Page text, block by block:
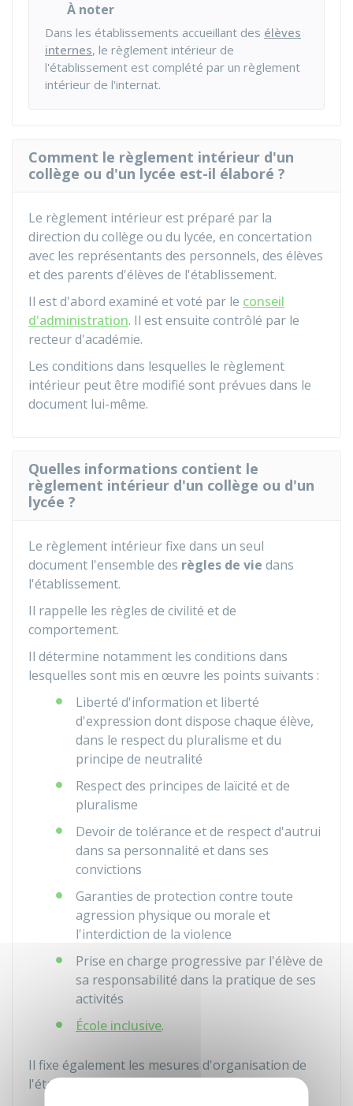
À noter
Dans les établissements accueillant des élèves
internes, le règlement intérieur de
l'établissement est complété par un règlement
intérieur de l'internat.
Comment le règlement intérieur d'un
collège ou d'un lycée est-il élaboré ?
Le règlement intérieur est préparé par la
direction du collège ou du lycée, en concertation
avec les représentants des personnels, des élèves
et des parents d'élèves de l'établissement.
Il est d'abord examiné et voté par le conseil
d'administration. Il est ensuite contrôlé par le
recteur d'académie.
Les conditions dans lesquelles le règlement
intérieur peut être modifié sont prévues dans le
document lui-même.
Quelles informations contient le
règlement intérieur d'un collège ou d'un
lycée ?
Le règlement intérieur fixe dans un seul
document l'ensemble des règles de vie dans
l'établissement.
Il rappelle les règles de civilité et de
comportement.
Il détermine notamment les conditions dans
lesquelles sont mis en œuvre les points suivants :
Liberté d'information et liberté
d'expression dont dispose chaque élève,
dans le respect du pluralisme et du
principe de neutralité
Respect des principes de laïcité et de
pluralisme
Devoir de tolérance et de respect d'autrui
dans sa personnalité et dans ses
convictions
Garanties de protection contre toute
agression physique ou morale et
l'interdiction de la violence
Prise en charge progressive par l'élève de
sa responsabilité dans la pratique de ses
activités
École inclusive.
Il fixe également les mesures d'organisation de
l'établissement :